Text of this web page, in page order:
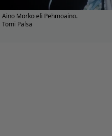
Aino Morko eli Pehmoaino.
Tomi Palsa